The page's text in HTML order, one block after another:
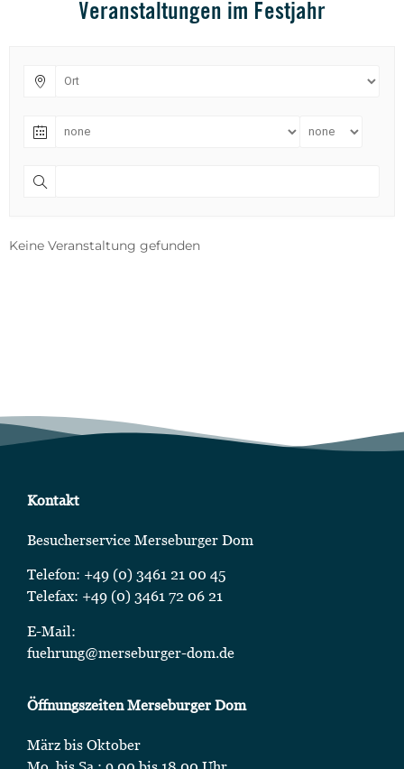
Veranstaltungen im Festjahr
Keine Veranstaltung gefunden
Kontakt
Besucherservice Merseburger Dom
Telefon: +49 (0) 3461 21 00 45
Telefax: +49 (0) 3461 72 06 21
E-Mail:
fuehrung@merseburger-dom.de
Öffnungszeiten Merseburger Dom
März bis Oktober